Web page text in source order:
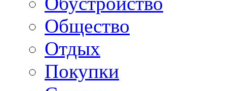
Общество
Отдых
Покупки